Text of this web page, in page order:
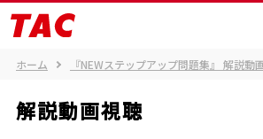
ホーム 『NEWステップアップ問題集』 解説動
解説動画視聴